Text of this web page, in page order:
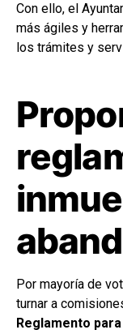
Con ello, el
más ágiles y
los trámites y
Por mayoría de
turnar a
Reglamento